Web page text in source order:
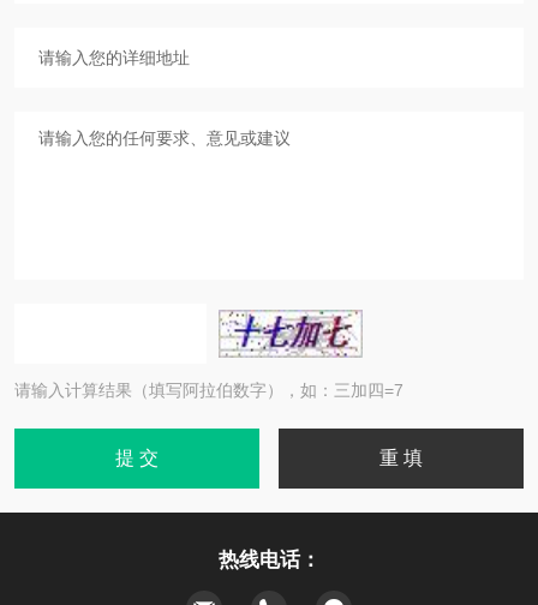
请输入计算结果（填写阿拉伯数字），如：三加四=7
热线电话：